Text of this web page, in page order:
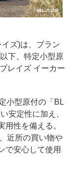
ズ)は、ブラン
下、特定小型原
レイズ イーカー
小型原付の「BL
安定性に加え、
用性を備える。
近所の買い物や
で安心して使用